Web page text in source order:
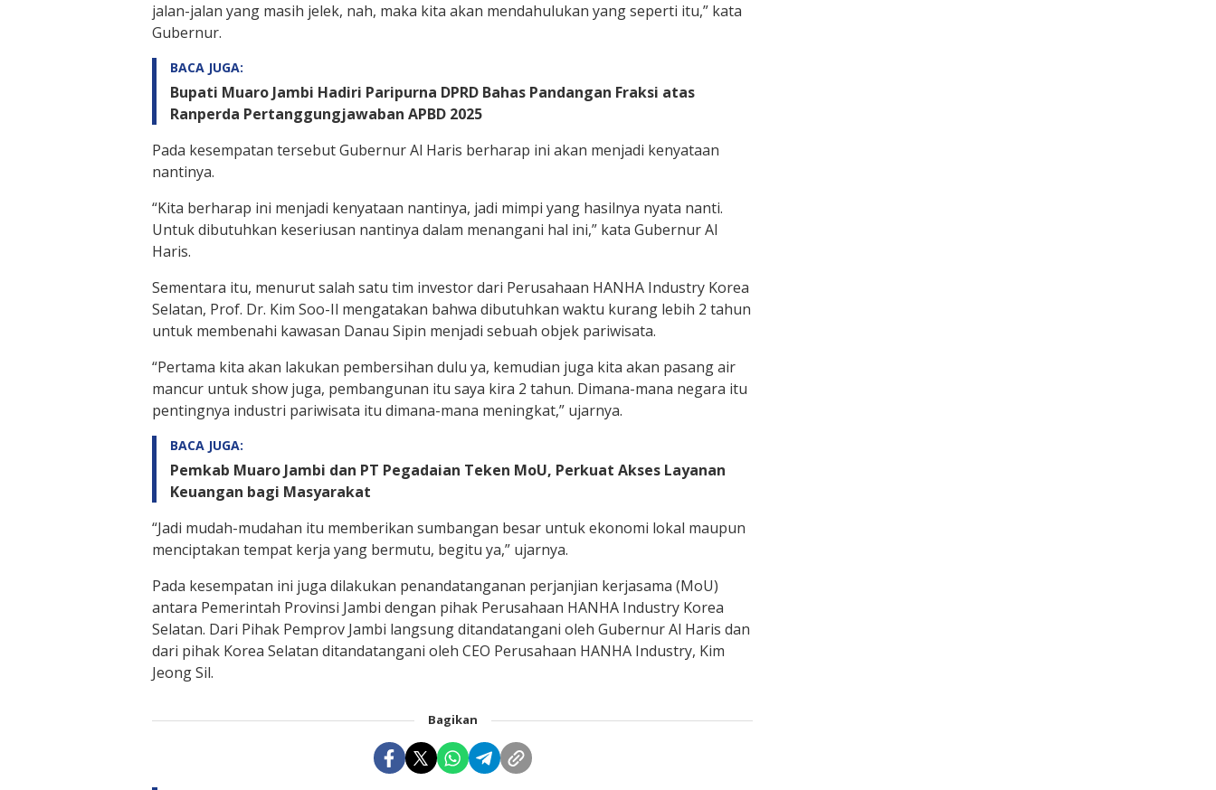
jalan-jalan yang masih jelek, nah, maka kita akan mendahulukan yang seperti itu,” kata
Gubernur.
BACA JUGA:
Bupati Muaro Jambi Hadiri Paripurna DPRD Bahas Pandangan Fraksi atas
Ranperda Pertanggungjawaban APBD 2025
Pada kesempatan tersebut Gubernur Al Haris berharap ini akan menjadi kenyataan
nantinya.
“Kita berharap ini menjadi kenyataan nantinya, jadi mimpi yang hasilnya nyata nanti.
Untuk dibutuhkan keseriusan nantinya dalam menangani hal ini,” kata Gubernur Al
Haris.
Sementara itu, menurut salah satu tim investor dari Perusahaan HANHA Industry Korea
Selatan, Prof. Dr. Kim Soo-Il mengatakan bahwa dibutuhkan waktu kurang lebih 2 tahun
untuk membenahi kawasan Danau Sipin menjadi sebuah objek pariwisata.
“Pertama kita akan lakukan pembersihan dulu ya, kemudian juga kita akan pasang air
mancur untuk show juga, pembangunan itu saya kira 2 tahun. Dimana-mana negara itu
pentingnya industri pariwisata itu dimana-mana meningkat,” ujarnya.
BACA JUGA:
Pemkab Muaro Jambi dan PT Pegadaian Teken MoU, Perkuat Akses Layanan
Keuangan bagi Masyarakat
“Jadi mudah-mudahan itu memberikan sumbangan besar untuk ekonomi lokal maupun
menciptakan tempat kerja yang bermutu, begitu ya,” ujarnya.
Pada kesempatan ini juga dilakukan penandatanganan perjanjian kerjasama (MoU)
antara Pemerintah Provinsi Jambi dengan pihak Perusahaan HANHA Industry Korea
Selatan. Dari Pihak Pemprov Jambi langsung ditandatangani oleh Gubernur Al Haris dan
dari pihak Korea Selatan ditandatangani oleh CEO Perusahaan HANHA Industry, Kim
Jeong Sil.
Bagikan